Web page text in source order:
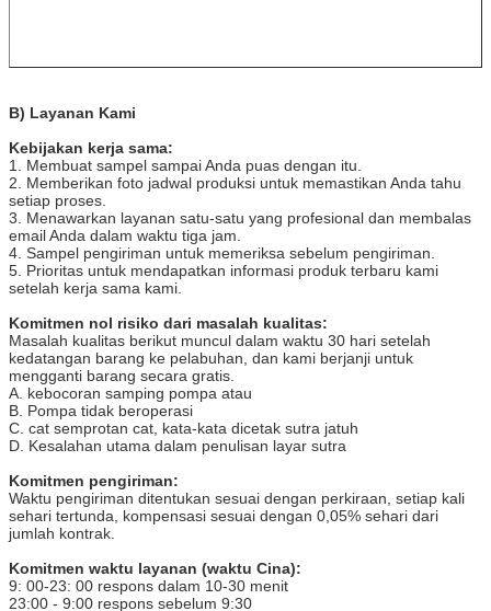
B) Layanan Kami
Kebijakan kerja sama:
1. Membuat sampel sampai Anda puas dengan itu.
2. Memberikan foto jadwal produksi untuk memastikan Anda tahu
setiap proses.
3. Menawarkan layanan satu-satu yang profesional dan membalas
email Anda dalam waktu tiga jam.
4. Sampel pengiriman untuk memeriksa sebelum pengiriman.
5. Prioritas untuk mendapatkan informasi produk terbaru kami
setelah kerja sama kami.
Komitmen nol risiko dari masalah kualitas:
Masalah kualitas berikut muncul dalam waktu 30 hari setelah
kedatangan barang ke pelabuhan, dan kami berjanji untuk
mengganti barang secara gratis.
A. kebocoran samping pompa atau
B. Pompa tidak beroperasi
C. cat semprotan cat, kata-kata dicetak sutra jatuh
D. Kesalahan utama dalam penulisan layar sutra
Komitmen pengiriman:
Waktu pengiriman ditentukan sesuai dengan perkiraan, setiap kali
sehari tertunda, kompensasi sesuai dengan 0,05% sehari dari
jumlah kontrak.
Komitmen waktu layanan (waktu Cina):
9: 00-23: 00 respons dalam 10-30 menit
23:00 - 9:00 respons sebelum 9:30